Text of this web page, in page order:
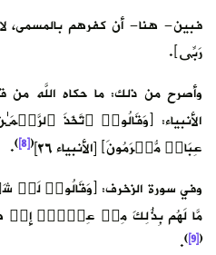
فبين- هنا- أن كفرهم بالمسمى،
رَبِّی﴾.
وأصرح من ذلك: ما حكاه اللَّه من
الأنبياء: ﴿وَقَالُوا۟ ٱتَّخَذَ
عِبَادࣱ مُّكۡرَمُونَ﴾ [الأنبياء ٢٦]
(
[8]
)
.
وفي سورة الزخرف: ﴿وَقَالُوا۟
مَّا لَهُم بِذَ ٰ⁠لِكَ مِنۡ عِلۡمٍۖ إِنۡ هُمۡ
(
[9]
)
.